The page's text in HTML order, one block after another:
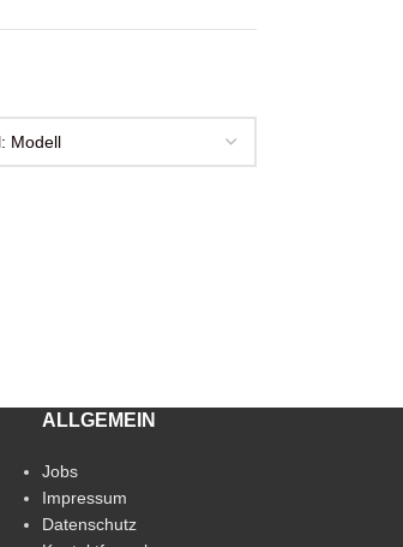
ALLGEMEIN
Jobs
Impressum
Datenschutz